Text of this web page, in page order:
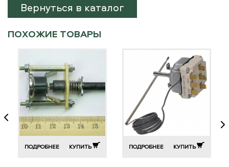
Вернуться в каталог
ПОХОЖИЕ ТОВАРЫ
ПОДРОБНЕЕ КУПИТЬ ПОДРОБНЕЕ КУПИТЬ